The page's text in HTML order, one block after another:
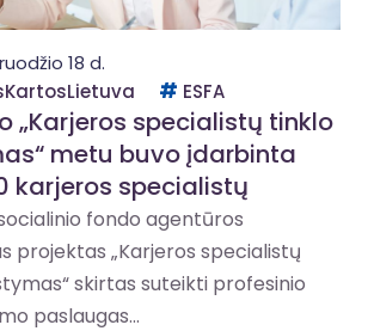
18 d.
ESFA
„Karjeros specialistų tinklo
metu buvo įdarbinta
karjeros specialistų
fondo agentūros
projektas „Karjeros specialistų
skirtas suteikti profesinio
paslaugas...